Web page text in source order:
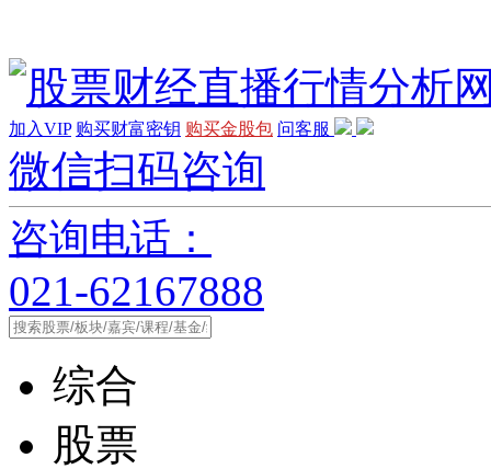
加入VIP 购买财富密钥 购买金股包 问客服
微信扫码咨询
咨询电话：
021-62167888
综合
股票